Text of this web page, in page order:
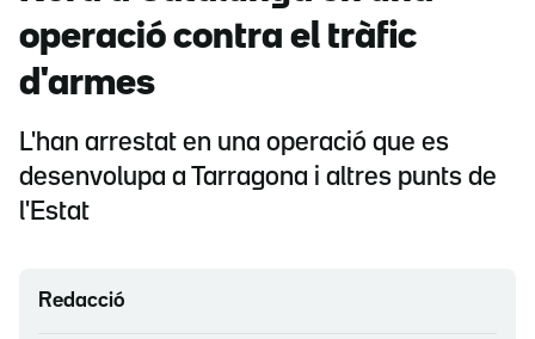
operació contra el tràfic
d'armes
L'han arrestat en una operació que es
desenvolupa a Tarragona i altres punts de
l'Estat
Redacció